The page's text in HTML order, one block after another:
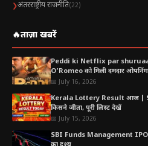
❯अंतरराष्ट्रीय राजनीति(22)
🔥ताज़ा खबरें
Peddi ki Netflix par
O’Romeo को मिली दमदार ओपनिंग
📅 July 16, 2026
Kerala Lottery Result आज |
किसने जीता, पूरी लिस्ट देखें
📅 July 15, 2026
SBI Funds Management IPO